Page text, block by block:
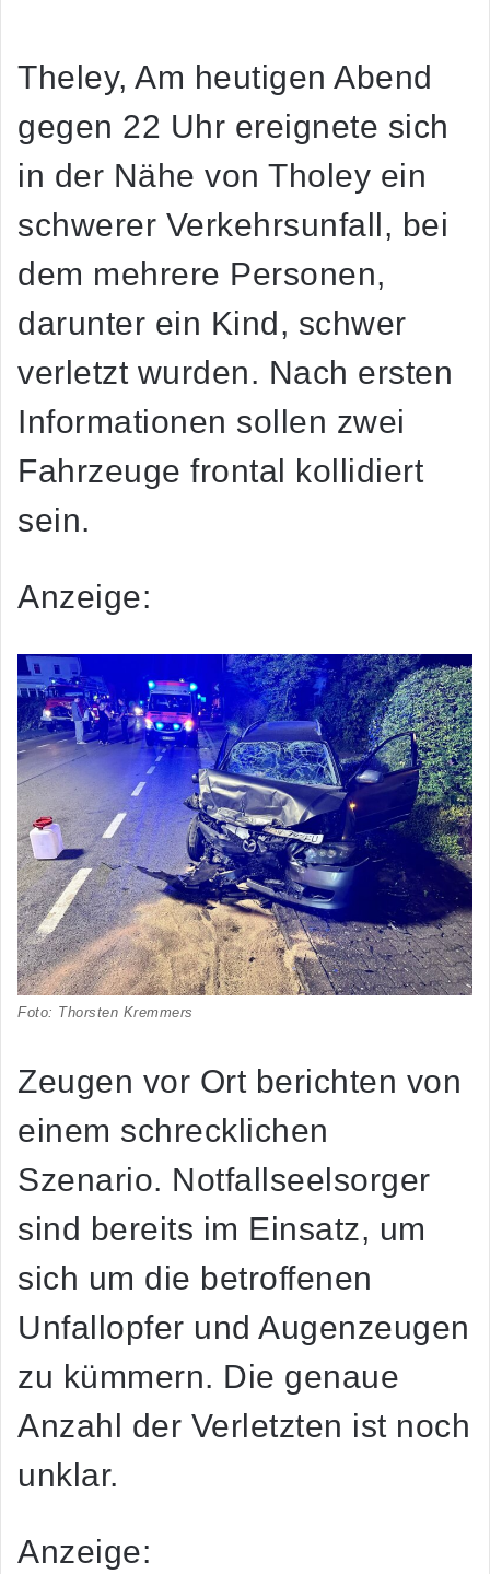
Theley, Am heutigen Abend
gegen 22 Uhr ereignete sich
in der Nähe von Tholey ein
schwerer Verkehrsunfall, bei
dem mehrere Personen,
darunter ein Kind, schwer
verletzt wurden. Nach ersten
Informationen sollen zwei
Fahrzeuge frontal kollidiert
sein.
Anzeige:
Foto: Thorsten Kremmers
Zeugen vor Ort berichten von
einem schrecklichen
Szenario. Notfallseelsorger
sind bereits im Einsatz, um
sich um die betroffenen
Unfallopfer und Augenzeugen
zu kümmern. Die genaue
Anzahl der Verletzten ist noch
unklar.
Anzeige: